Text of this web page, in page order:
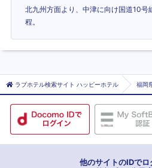
北九州方面より、中津に向け国道10号
程。
ラブホテル検索サイト ハッピーホテル 福岡
他のサイトのIDでロ